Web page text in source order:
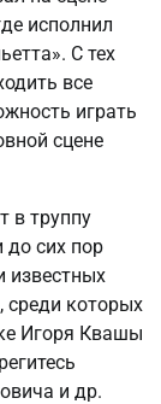
исполнил
С тех
все
играть
сцене
в труппу
до сих пор
известных
среди которых
Игоря Квашы
и др.